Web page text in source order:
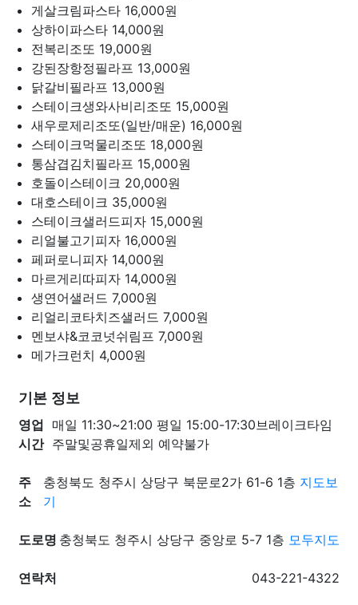
게살크림파스타 16,000원
상하이파스타 14,000원
전복리조또 19,000원
강된장항정필라프 13,000원
닭갈비필라프 13,000원
스테이크생와사비리조또 15,000원
새우로제리조또(일반/매운) 16,000원
스테이크먹물리조또 18,000원
통삼겹김치필라프 15,000원
호돌이스테이크 20,000원
대호스테이크 35,000원
스테이크샐러드피자 15,000원
리얼불고기피자 16,000원
페퍼로니피자 14,000원
마르게리따피자 14,000원
생연어샐러드 7,000원
리얼리코타치즈샐러드 7,000원
멘보샤&코코넛쉬림프 7,000원
메가크런치 4,000원
기본 정보
영업
시간
매일 11:30~21:00 평일 15:00-17:30브레이크타임
주말및공휴일제외 예약불가
주
소
충청북도 청주시 상당구 북문로2가 61-6 1층 지도보
기
도로명 충청북도 청주시 상당구 중앙로 5-7 1층 모두지도
연락처 043-221-4322